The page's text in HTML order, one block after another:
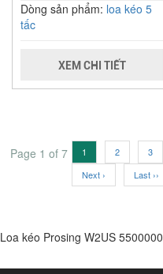
Dòng sản phẩm: loa kéo 5
tấc
XEM CHI TIẾT
Page 1 of 7 1 2 3
Next ›
Last ››
Loa kéo Prosing W2US 5500000